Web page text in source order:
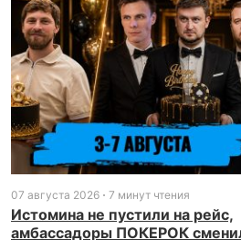
07 августа 2026 7 минут чтения
Истомина не пустили на рейс,
амбассадоры ПОКЕРОК